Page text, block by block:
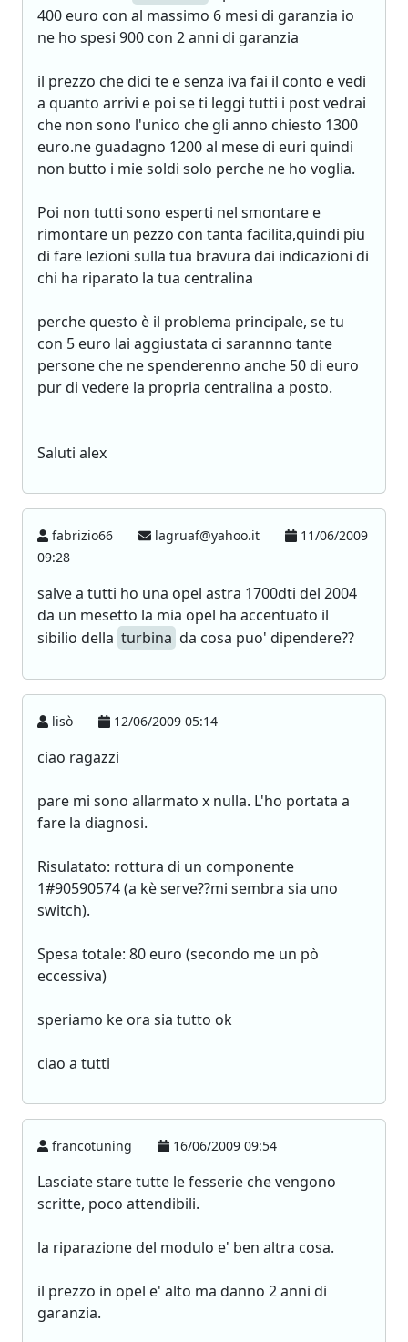
400 euro con al massimo 6 mesi di garanzia io
ne ho spesi 900 con 2 anni di garanzia
il prezzo che dici te e senza iva fai il conto e vedi
a quanto arrivi e poi se ti leggi tutti i post vedrai
che non sono l'unico che gli anno chiesto 1300
euro.ne guadagno 1200 al mese di euri quindi
non butto i mie soldi solo perche ne ho voglia.
Poi non tutti sono esperti nel smontare e
rimontare un pezzo con tanta facilita,quindi piu
di fare lezioni sulla tua bravura dai indicazioni di
chi ha riparato la tua centralina
perche questo è il problema principale, se tu
con 5 euro lai aggiustata ci sarannno tante
persone che ne spenderenno anche 50 di euro
pur di vedere la propria centralina a posto.
Saluti alex
fabrizio66 lagruaf@yahoo.it
11/06/2009
09:28
salve a tutti ho una opel astra 1700dti del 2004
da un mesetto la mia opel ha accentuato il
sibilio della turbina da cosa puo' dipendere??
lisò 12/06/2009 05:14
ciao ragazzi
pare mi sono allarmato x nulla. L'ho portata a
fare la diagnosi.
Risulatato: rottura di un componente
1#90590574 (a kè serve??mi sembra sia uno
switch).
Spesa totale: 80 euro (secondo me un pò
eccessiva)
speriamo ke ora sia tutto ok
ciao a tutti
francotuning 16/06/2009 09:54
Lasciate stare tutte le fesserie che vengono
scritte, poco attendibili.
la riparazione del modulo e' ben altra cosa.
il prezzo in opel e' alto ma danno 2 anni di
garanzia.